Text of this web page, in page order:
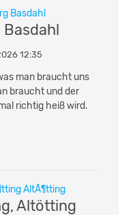
Basdahl
12:35
man braucht uns
braucht und der
richtig heiß wird.
Altötting